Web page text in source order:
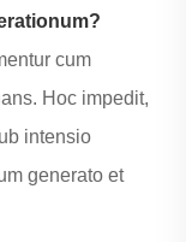
cum
Hoc impedit,
intensio
generato et